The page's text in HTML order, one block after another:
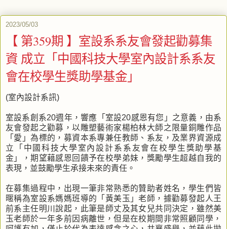
2023/05/03
【 第359期 】室設系系友會發起勸募集
資 成立「中國科技大學室內設計系系友
會在校學生獎助學基金」
(室內設計系訊)
室設系創系20週年，響應「室設20感恩有您」之意義，由系
友會發起之勸募，以雕塑藝術家楊柏林大師之限量銅雕作品
「愛」為標的，募資本系專兼任教師、系友，及業界資源成
立「中國科技大學室內設計系系友會在校學生獎助學基
金」，期望藉感恩回饋予在校學弟妹，獎勵學生超越自我的
表現，並鼓勵學生承接未來的責任。
在募集過程中，出現一筆非常熟悉的贊助者姓名，學生們皆
暱稱為室設系媽媽班導的「黃美玉」老師，據勸募發起人王
前系主任明川說起，此筆是師丈及其女兒共同決定，雖然美
玉老師於一年多前因病離世，但是在校期間非常照顧同學，